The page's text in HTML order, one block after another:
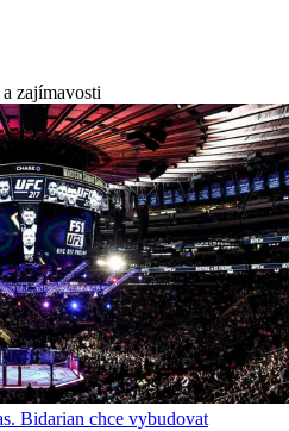
zajímavosti
Bidarian chce vybudovat